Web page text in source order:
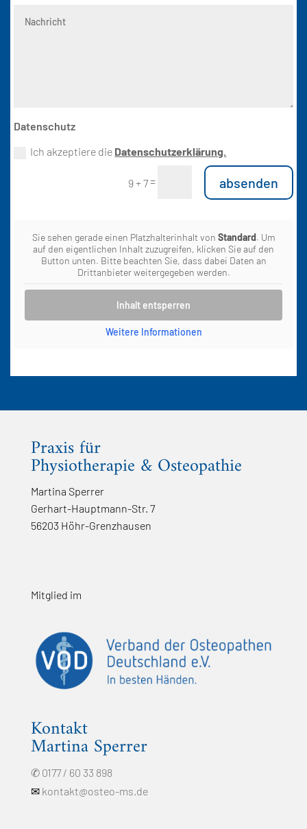
Datenschutz
Ich akzeptiere die Datenschutzerklärung.
9 + 7= absenden
Sie sehen gerade einen Platzhalterinhalt von Standard. Um
auf den eigentlichen Inhalt zuzugreifen, klicken Sie auf den
Button unten. Bitte beachten Sie, dass dabei Daten an
Drittanbieter weitergegeben werden.
Inhalt entsperren
Weitere Informationen
Praxis für
Physiotherapie & Osteopathie
Martina Sperrer
Gerhart-Hauptmann-Str. 7
56203 Höhr-Grenzhausen
Mitglied im
Kontakt
Martina Sperrer
✆ 0177 / 60 33 898
✉kontakt@osteo-ms.de